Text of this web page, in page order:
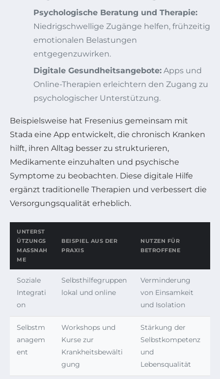
Psychologische Beratung und Therapie:
Niedrigschwellige Zugänge helfen, frühzeitig
emotionalen Belastungen
entgegenzuwirken.
Digitale Gesundheitsangebote: Apps und
Online-Therapien erleichtern den Zugang zu
psychologischer Unterstützung.
Beispielsweise hat Fresenius gemeinsam mit
Stada eine App entwickelt, die chronisch Kranken
hilft, ihren Alltag besser zu strukturieren,
Medikamente einzuhalten und psychische
Symptome zu beobachten. Diese digitale Hilfe
ergänzt traditionelle Therapien und verbessert die
Versorgungsqualität erheblich.
UNTERST
ÜTZUNGS
MASSNAHM
E
BEISPIEL AUS DER
PRAXIS
NUTZEN FÜR
BETROFFENE
Soziale
Integrati
on
Selbsthilfegruppen
lokal und online
Verminderung
von Einsamkeit
und Isolation
Selbstm
anagem
ent
Workshops und
Kurse zur
Krankheitsbewälti
gung
Stärkung der
Selbstkompetenz
und
Lebensqualität